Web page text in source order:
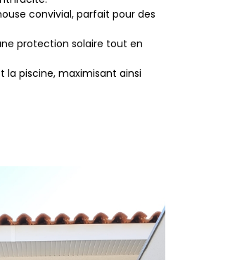
convivial, parfait pour des
protection solaire tout en
la piscine, maximisant ainsi